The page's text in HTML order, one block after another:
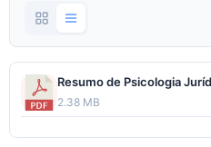
Resumo de Psicologia
2.38 MB